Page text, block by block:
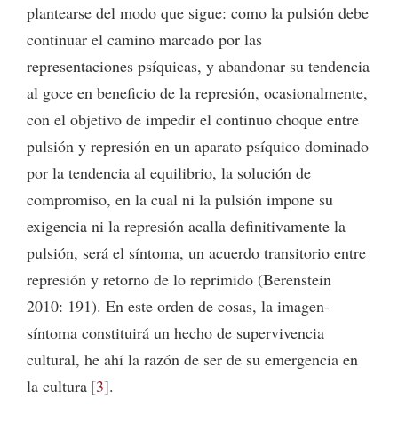
plantearse del modo que sigue: como la pulsión debe
continuar el camino marcado por las
representaciones psíquicas, y abandonar su tendencia
al goce en beneficio de la represión, ocasionalmente,
con el objetivo de impedir el continuo choque entre
pulsión y represión en un aparato psíquico dominado
por la tendencia al equilibrio, la solución de
compromiso, en la cual ni la pulsión impone su
exigencia ni la represión acalla definitivamente la
pulsión, será el síntoma, un acuerdo transitorio entre
represión y retorno de lo reprimido (Berenstein
2010: 191). En este orden de cosas, la imagen-
síntoma constituirá un hecho de supervivencia
cultural, he ahí la razón de ser de su emergencia en
la cultura 3 .